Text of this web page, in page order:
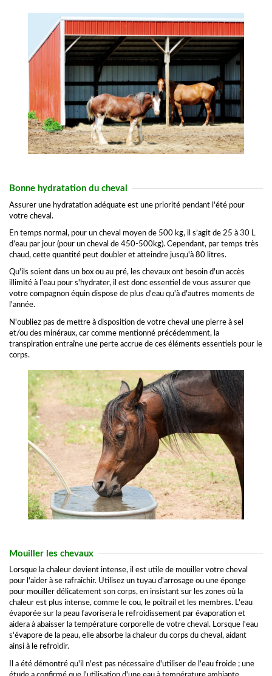
Bonne hydratation du cheval
Assurer une hydratation adéquate est une priorité pendant l'été pour
votre cheval.
En temps normal, pour un cheval moyen de 500 kg, il s’agit de 25 à 30 L
d’eau par jour (pour un cheval de 450-500kg). Cependant, par temps très
chaud, cette quantité peut doubler et atteindre jusqu'à 80 litres.
Qu'ils soient dans un box ou au pré, les chevaux ont besoin d'un accès
illimité à l'eau pour s'hydrater, il est donc essentiel de vous assurer que
votre compagnon équin dispose de plus d'eau qu'à d'autres moments de
l'année.
N'oubliez pas de mettre à disposition de votre cheval une pierre à sel
et/ou des minéraux, car comme mentionné précédemment, la
transpiration entraîne une perte accrue de ces éléments essentiels pour le
corps.
Mouiller les chevaux
Lorsque la chaleur devient intense, il est utile de mouiller votre cheval
pour l'aider à se rafraîchir. Utilisez un tuyau d'arrosage ou une éponge
pour mouiller délicatement son corps, en insistant sur les zones où la
chaleur est plus intense, comme le cou, le poitrail et les membres. L'eau
évaporée sur la peau favorisera le refroidissement par évaporation et
aidera à abaisser la température corporelle de votre cheval. Lorsque l'eau
s'évapore de la peau, elle absorbe la chaleur du corps du cheval, aidant
ainsi à le refroidir.
Il a été démontré qu'il n'est pas nécessaire d'utiliser de l'eau froide ; une